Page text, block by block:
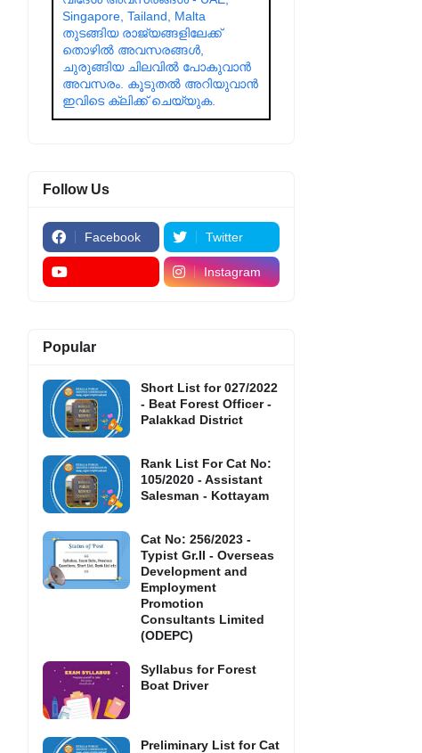
Singapore, Tailand, Malta
തുടങ്ങിയ രാജ്യങ്ങളിലേക്ക്
തൊഴിൽ അവസരങ്ങൾ,
ചുരുങ്ങിയ ചിലവിൽ പോകുവാൻ
അവസരം. കൂടുതൽ അറിയുവാൻ
ഇവിടെ ക്ലിക്ക് ചെയ്യുക.
Follow Us
Facebook Twitter
Instagram
Popular
Short List for 027/2022
- Beat Forest Officer -
Palakkad District
Rank List For Cat No:
105/2020 - Assistant
Salesman - Kottayam
Cat No: 256/2023 -
Typist Gr.II - Overseas
Development and
Employment
Promotion
Consultants Limited
(ODEPC)
Syllabus for Forest
Boat Driver
Preliminary List for Cat